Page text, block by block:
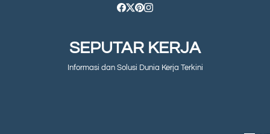
SEPUTAR KERJA
Informasi dan Solusi Dunia Kerja Terkini